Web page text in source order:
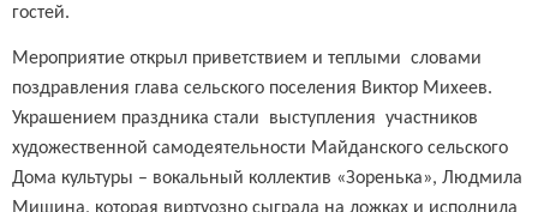
гостей.
Мероприятие открыл приветствием и теплыми словами
поздравления глава сельского поселения Виктор Михеев.
Украшением праздника стали выступления участников
художественной самодеятельности Майданского сельского
Дома культуры – вокальный коллектив «Зоренька», Людмила